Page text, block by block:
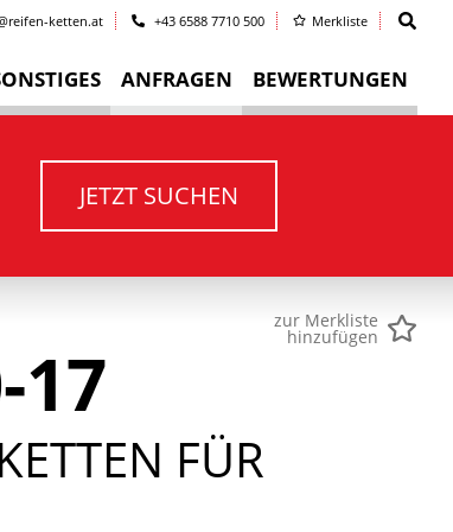
ketten.at +43 6588 7710 500 Merkliste
ANFRAGEN BEWERTUNGEN
JETZT SUCHEN
zur Merkliste
hinzufügen
17
FÜR